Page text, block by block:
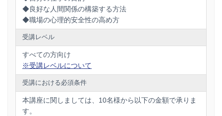
◆良好な人間関係の構築する方法
◆職場の心理的安全性の高め方
受講レベル
すべての方向け
※受講レベルについて
受講における必須条件
本講座に関しましては、10名様から以下の金額で承りま
す。